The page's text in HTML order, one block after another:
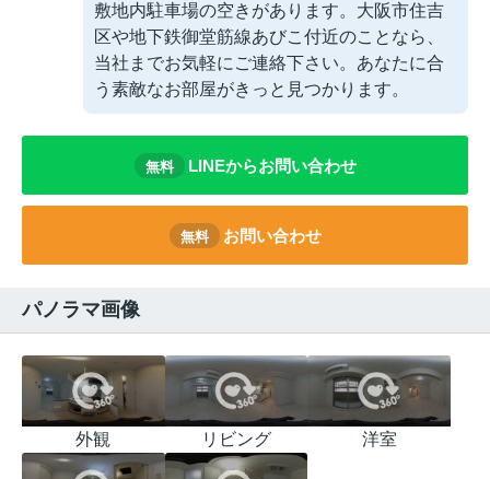
敷地内駐車場の空きがあります。大阪市住吉
区や地下鉄御堂筋線あびこ付近のことなら、
当社までお気軽にご連絡下さい。あなたに合
う素敵なお部屋がきっと見つかります。
無料 LINEからお問い合わせ
無料 お問い合わせ
パノラマ画像
外観 リビング 洋室